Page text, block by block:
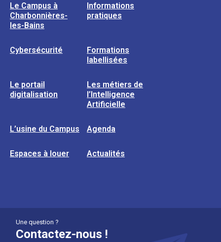
Le Campus à
Charbonnières-
les-Bains
Informations
pratiques
Cybersécurité
Formations
labellisées
Le portail
digitalisation
Les métiers de
l’Intelligence
Artificielle
L’usine du Campus Agenda
Espaces à louer Actualités
Une question ?
Contactez-nous !